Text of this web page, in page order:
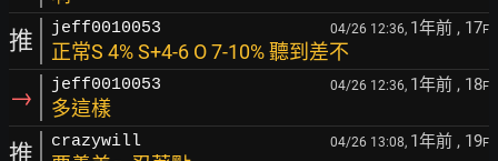
推 jeff0010053 04/26 12:36, 1年前 , 17F
正常S 4% S+4-6 O 7-10% 聽到差不
→ jeff0010053 04/26 12:36, 1年前 , 18F
多這樣
推 crazywill 04/26 13:08, 1年前 , 19F